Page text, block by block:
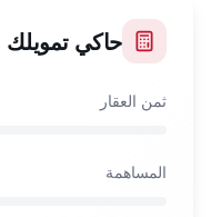
حاكي تمويلك
ثمن العقار
المساهمة